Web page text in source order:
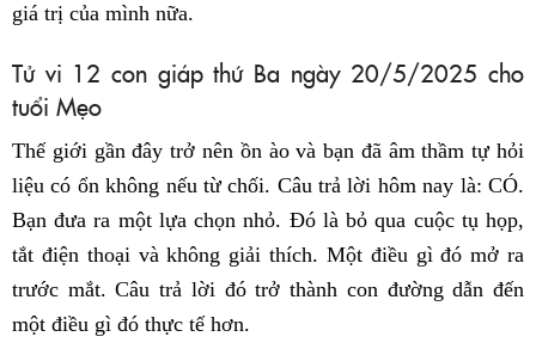
giá trị của mình nữa.
Tử vi 12 con giáp thứ Ba ngày 20/5/2025 cho
tuổi Mẹo
Thế giới gần đây trở nên ồn ào và bạn đã âm thầm tự hỏi
liệu có ổn không nếu từ chối. Câu trả lời hôm nay là: CÓ.
Bạn đưa ra một lựa chọn nhỏ. Đó là bỏ qua cuộc tụ họp,
tắt điện thoại và không giải thích. Một điều gì đó mở ra
trước mắt. Câu trả lời đó trở thành con đường dẫn đến
một điều gì đó thực tế hơn.